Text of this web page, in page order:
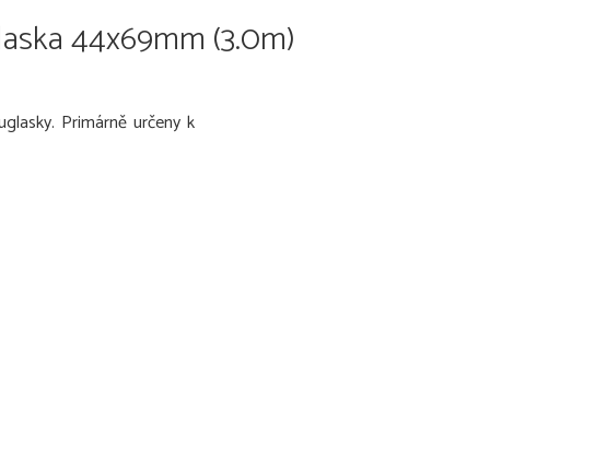
44x69mm (3.0m)
Primárně určeny k